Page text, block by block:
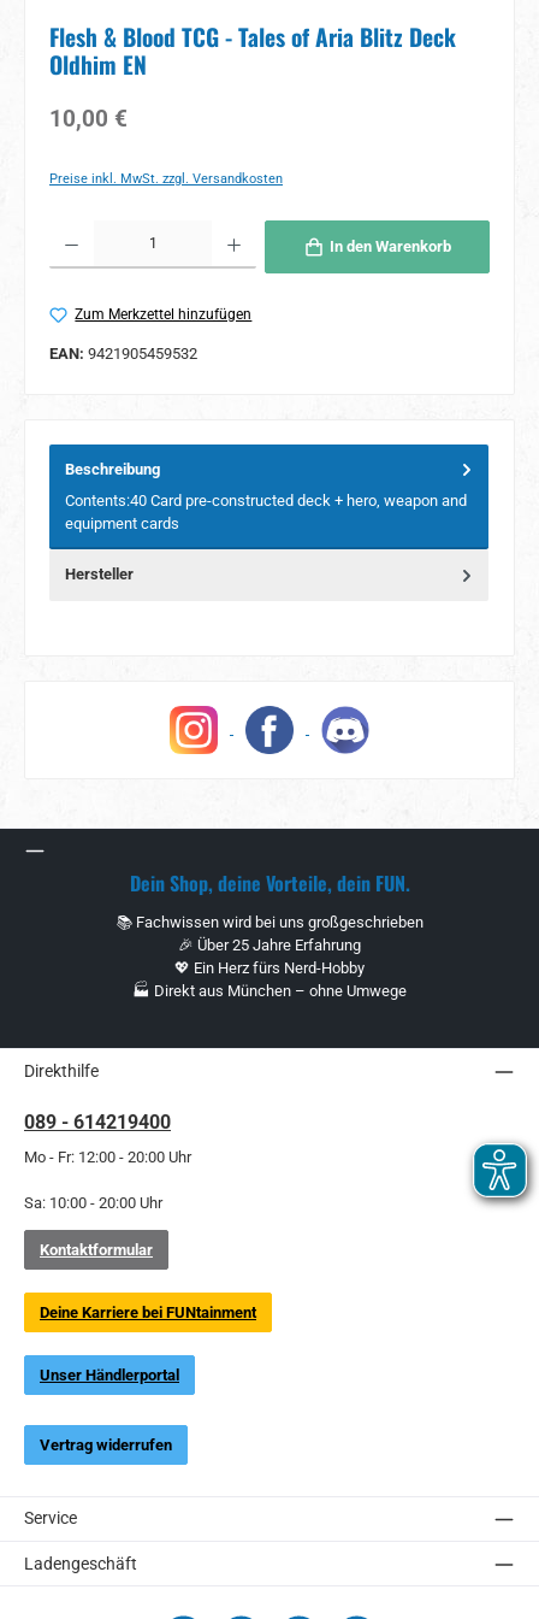
Flesh & Blood TCG - Tales of Aria Blitz Deck
Oldhim EN
Regulärer Preis:
10,00 €
Preise inkl. MwSt. zzgl. Versandkosten
In den Warenkorb
Zum Merkzettel hinzufügen
EAN: 9421905459532
Beschreibung
Contents:40 Card pre-constructed deck + hero, weapon and
equipment cards
Hersteller
Dein Shop, deine Vorteile, dein FUN.
📚 Fachwissen wird bei uns großgeschrieben
🎉 Über 25 Jahre Erfahrung
💖 Ein Herz fürs Nerd-Hobby
🏭 Direkt aus München – ohne Umwege
Direkthilfe
089 - 614219400
Mo - Fr: 12:00 - 20:00 Uhr
Sa: 10:00 - 20:00 Uhr
Kontaktformular
Deine Karriere bei FUNtainment
Unser Händlerportal
Vertrag widerrufen
Service
Ladengeschäft